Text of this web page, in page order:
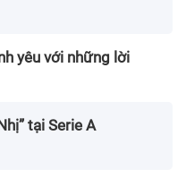
yêu với những lời
tại Serie A